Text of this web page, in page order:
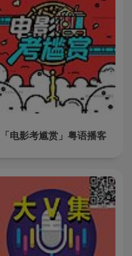
「电影考尴赏」粤语播客